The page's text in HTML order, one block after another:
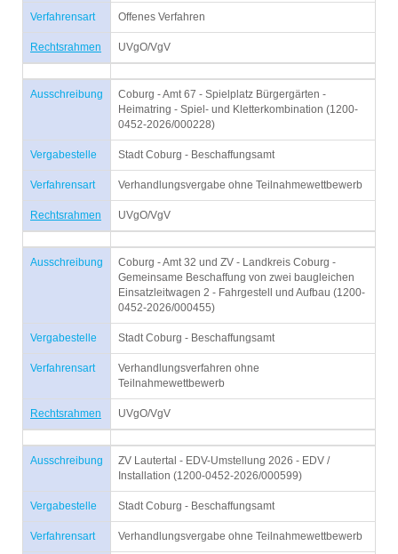
Verfahrensart Offenes Verfahren
Rechtsrahmen UVgO/VgV
Ausschreibung
Coburg - Amt 67 - Spielplatz Bürgergärten -
Heimatring - Spiel- und Kletterkombination (1200-
0452-2026/000228)
Vergabestelle Stadt Coburg - Beschaffungsamt
Verfahrensart Verhandlungsvergabe ohne Teilnahmewettbewerb
Rechtsrahmen UVgO/VgV
Ausschreibung
Coburg - Amt 32 und ZV - Landkreis Coburg -
Gemeinsame Beschaffung von zwei baugleichen
Einsatzleitwagen 2 - Fahrgestell und Aufbau (1200-
0452-2026/000455)
Vergabestelle Stadt Coburg - Beschaffungsamt
Verfahrensart
Verhandlungsverfahren ohne
Teilnahmewettbewerb
Rechtsrahmen UVgO/VgV
Ausschreibung
ZV Lautertal - EDV-Umstellung 2026 - EDV /
Installation (1200-0452-2026/000599)
Vergabestelle Stadt Coburg - Beschaffungsamt
Verfahrensart Verhandlungsvergabe ohne Teilnahmewettbewerb